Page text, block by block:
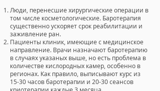
Люди, перенесшие хирургические операции в
том числе косметологические. Баротерапия
существенно ускоряет срок реабилитации и
заживление ран.
Пациенты клиник, имеющие с медицинское
направление. Врачи назначают баротерапию
в случаях указаных выше, но есть проблема в
количестве кислородных камер, особенно в
регионах. Как правило, выписывают курс из
15-30 часов баротерапии и 20-30 сеансов
криотерапии каждые 3 месяца.